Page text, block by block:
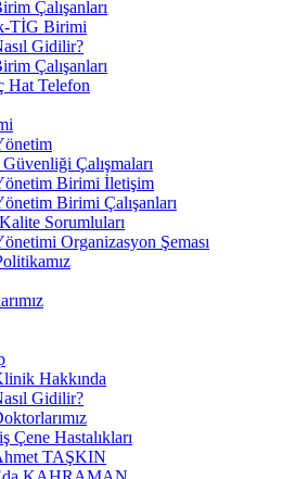
Çalışanları
TİG Birimi
Gidilir?
Çalışanları
Hat Telefon
Güvenliği Çalışmaları
Birimi İletişim
Birimi Çalışanları
Sorumluları
Organizasyon Şeması
Hakkında
Gidilir?
Çene Hastalıkları
TAŞKIN